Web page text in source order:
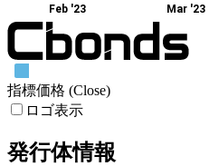
Feb '23 Mar '23
指標価格 (Close)
ロゴ表示
発行体情報